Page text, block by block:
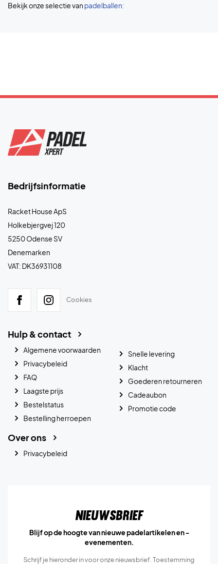
Bekijk onze selectie van padelballen:
Bedrijfsinformatie
Racket House ApS
Holkebjergvej 120
5250 Odense SV
Denemarken
VAT: DK36931108
Cookies
Hulp & contact
Algemene voorwaarden
Privacybeleid
FAQ
Laagste prijs
Bestelstatus
Bestelling herroepen
Snelle levering
Klacht
Goederen retourneren
Cadeaubon
Promotie code
Over ons
Privacybeleid
Nieuwsbrief
Blijf op de hoogte van nieuwe padelartikelen en -
evenementen.
Schrijf je hieronder in voor onze nieuwsbrief. Toestemming